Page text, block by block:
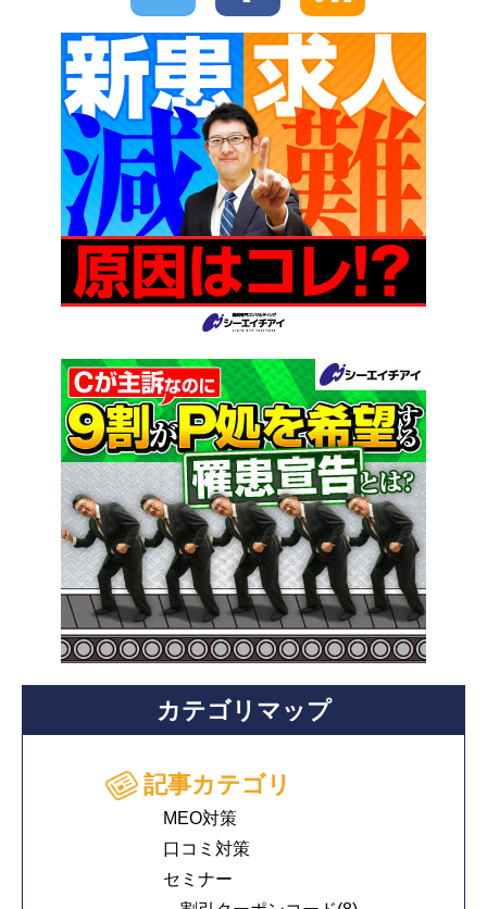
カテゴリマップ
記事カテゴリ
MEO対策
口コミ対策
セミナー